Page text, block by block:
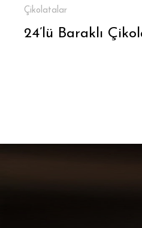
Çikolatalar
24’lü Baraklı